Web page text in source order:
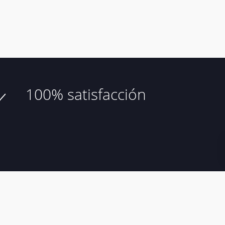
100% satisfacción